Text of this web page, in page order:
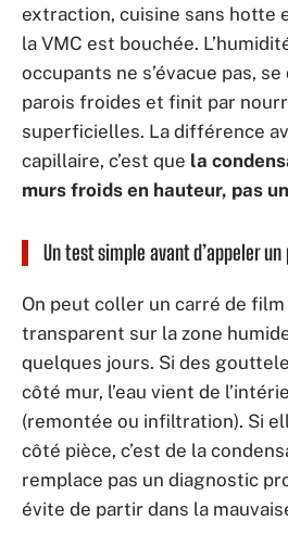
extraction, cuisine sans hotte
la VMC est bouchée.
occupants ne s’évacue pas,
parois froides et finit par
superficielles. La différence
capillaire, c’est que la
murs froids en hauteur, pas
Un test simple avant d’appeler
On peut coller un carré de
transparent sur la zone
quelques jours. Si des
côté mur, l’eau vient de
(remontée ou infiltration). Si
côté pièce, c’est de la
remplace pas un diagnostic
évite de partir dans la